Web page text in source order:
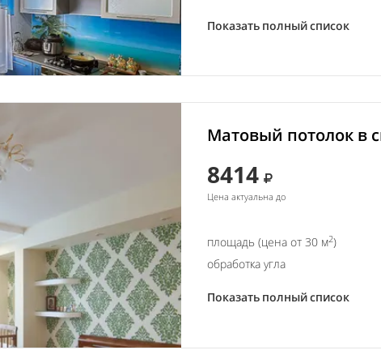
Показать полный список
Матовый потолок в
8414
Цена актуальна до
площадь (цена от 30 м2)
обработка угла
Показать полный список